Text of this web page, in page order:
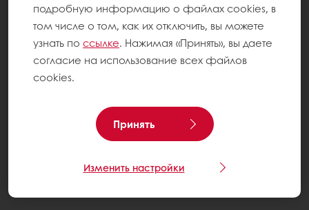
подробную информацию о файлах cookies, в
том числе о том, как их отключить, вы можете
узнать по ссылке. Нажимая «Принять», вы даете
согласие на использование всех файлов
cookies.
Принять
Изменить настройки